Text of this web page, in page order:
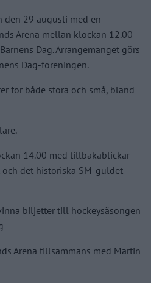
den 29 augusti med en
Arena mellan klockan 12.00
Dag. Arrangemanget görs
Dag-föreningen.
för både stora och små, bland
14.00 med tillbakablickar
det historiska SM-guldet
biljetter till hockeysäsongen
Arena tillsammans med Martin